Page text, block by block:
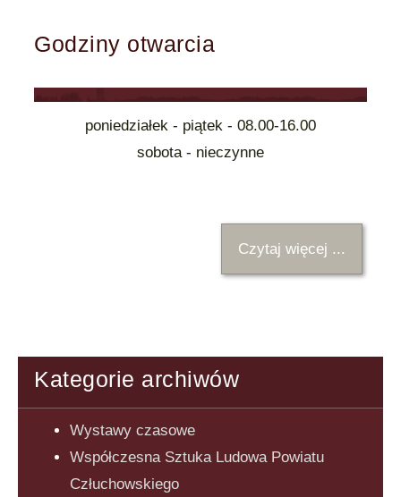
Godziny otwarcia
poniedziałek - piątek - 08.00-16.00
sobota - nieczynne
Czytaj więcej ...
Kategorie archiwów
Wystawy czasowe
Współczesna Sztuka Ludowa Powiatu
Człuchowskiego